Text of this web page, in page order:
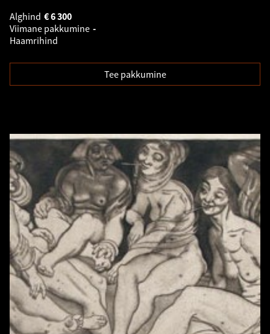
Alghind
6 300
€
Viimane pakkumine -
Haamrihind
Tee pakkumine